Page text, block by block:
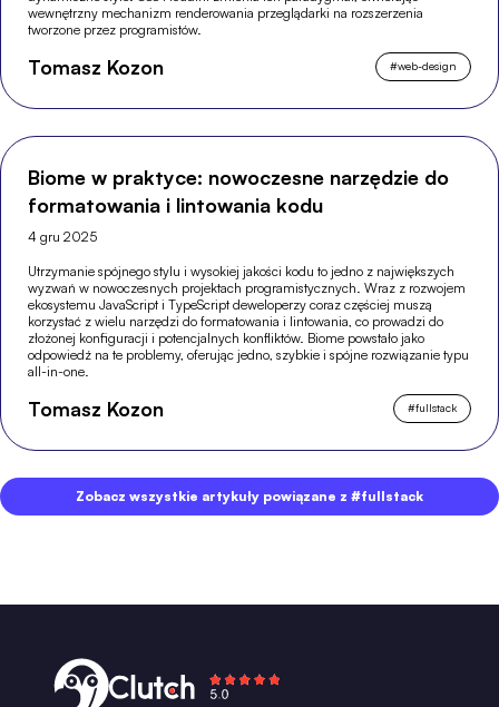
wewnętrzny mechanizm renderowania przeglądarki na rozszerzenia
tworzone przez programistów.
Tomasz Kozon #web-design
Biome w praktyce: nowoczesne narzędzie do
formatowania i lintowania kodu
4 gru 2025
Utrzymanie spójnego stylu i wysokiej jakości kodu to jedno z największych
wyzwań w nowoczesnych projektach programistycznych. Wraz z rozwojem
ekosystemu JavaScript i TypeScript deweloperzy coraz częściej muszą
korzystać z wielu narzędzi do formatowania i lintowania, co prowadzi do
złożonej konfiguracji i potencjalnych konfliktów. Biome powstało jako
odpowiedź na te problemy, oferując jedno, szybkie i spójne rozwiązanie typu
all-in-one.
Tomasz Kozon #fullstack
Zobacz wszystkie artykuły powiązane z #fullstack